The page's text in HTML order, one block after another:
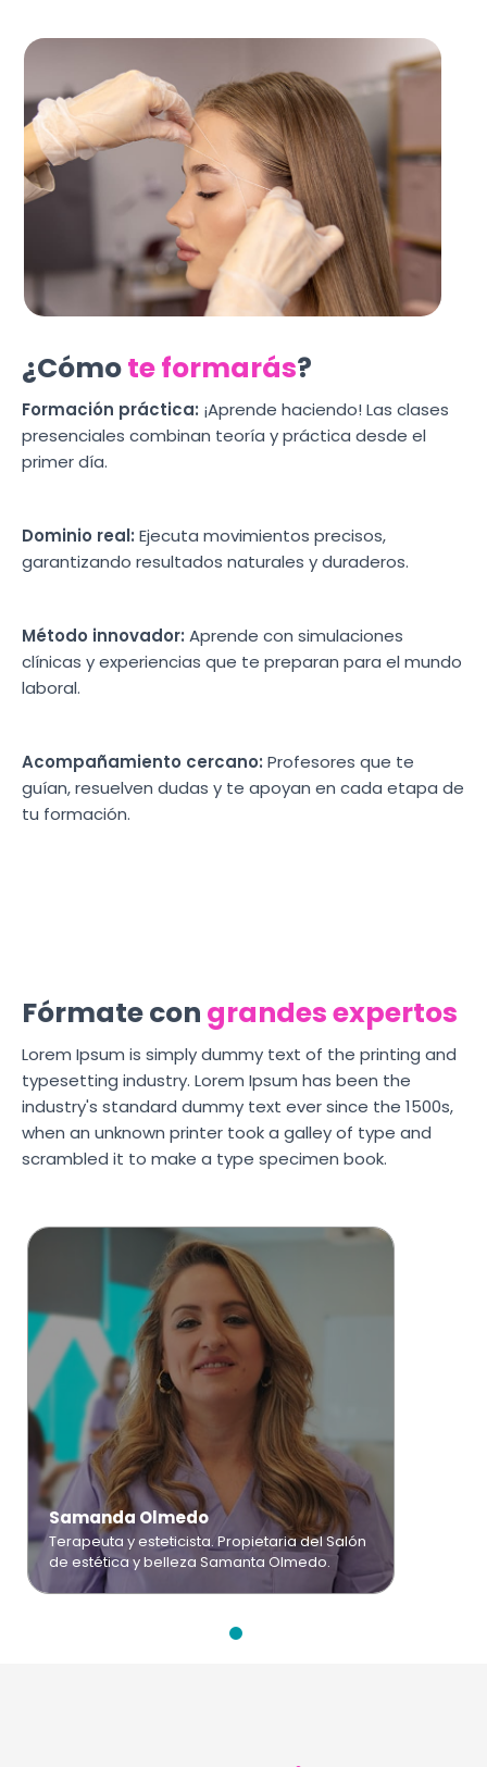
¿Cómote formarás?
Formación práctica: ¡Aprende haciendo! Las clases
presenciales combinan teoría y práctica desde el
primer día.
Dominio real: Ejecuta movimientos precisos,
garantizando resultados naturales y duraderos.
Método innovador: Aprende con simulaciones
clínicas y experiencias que te preparan para el mundo
laboral.
Acompañamiento cercano: Profesores que te
guían, resuelven dudas y te apoyan en cada etapa de
tu formación.
Fórmate con grandes expertos
Lorem Ipsum is simply dummy text of the printing and
typesetting industry. Lorem Ipsum has been the
industry's standard dummy text ever since the 1500s,
when an unknown printer took a galley of type and
scrambled it to make a type specimen book.
Samanda Olmedo
Terapeuta y esteticista. Propietaria del Salón
de estética y belleza Samanta Olmedo.